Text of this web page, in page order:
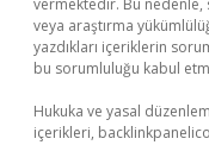
vermektedir. Bu
veya araştırma
yazdıkları içeriklerin
bu sorumluluğu kabul
Hukuka ve yasal
içerikleri,